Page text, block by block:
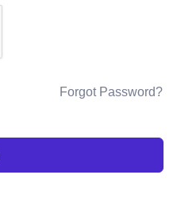
Forgot Password?